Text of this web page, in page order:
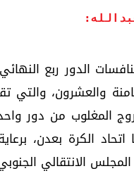
الأحد (14 رمضان) منافسات
المغلوب من دور
الكرة بعدن،
الانتقالي